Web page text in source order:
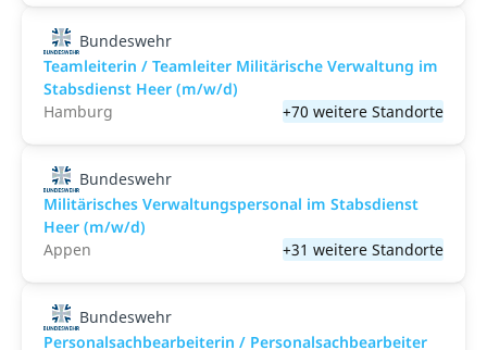
Bundeswehr
Teamleiterin / Teamleiter Militärische Verwaltung im
Stabsdienst Heer (m/w/d)
Hamburg
+70 weitere Standorte
Bundeswehr
Militärisches Verwaltungspersonal im Stabsdienst
Heer (m/w/d)
Appen
+31 weitere Standorte
Bundeswehr
Personalsachbearbeiterin / Personalsachbearbeiter